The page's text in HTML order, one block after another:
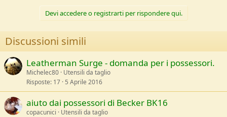
n
s
:
Devi accedere o registrarti per rispondere qui.
Discussioni simili
Leatherman Surge - domanda per i possessori.
Michelec80 Utensili da taglio
Risposte 17 5 Aprile 2016
aiuto dai possessori di Becker BK16
copacunici
Utensili da taglio